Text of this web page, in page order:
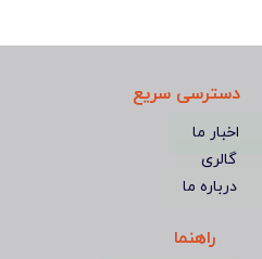
دسترسی سریع
اخبار ما
گالری
درباره ما
راهنما